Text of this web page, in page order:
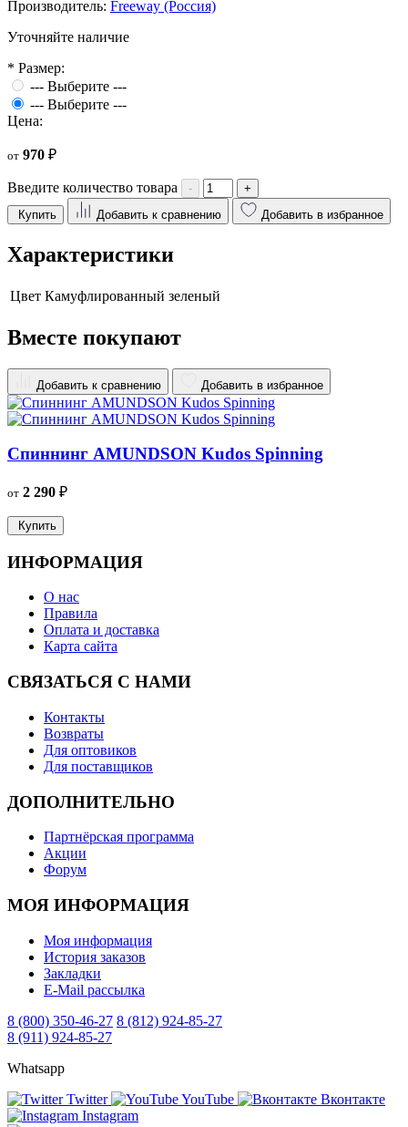
Производитель: Freeway (Россия)
Уточняйте наличие
* Размер:
--- Выберите ---
--- Выберите ---
Цена:
от 970 ₽
Введите количество товара -
+
Купить
Добавить к сравнению Добавить в избранное
Характеристики
Цвет Камуфлированный зеленый
Вместе покупают
Добавить к сравнению Добавить в избранное
Спиннинг AMUNDSON Kudos Spinning
от 2 290 ₽
Купить
ИНФОРМАЦИЯ
О нас
Правила
Оплата и доставка
Карта сайта
СВЯЗАТЬСЯ С НАМИ
Контакты
Возвраты
Для оптовиков
Для поставщиков
ДОПОЛНИТЕЛЬНО
Партнёрская программа
Акции
Форум
МОЯ ИНФОРМАЦИЯ
Моя информация
История заказов
Закладки
E-Mail рассылка
8 (800) 350-46-27 8 (812) 924-85-27
8 (911) 924-85-27
Whatsapp
Twitter
YouTube
Вконтакте
Instagram